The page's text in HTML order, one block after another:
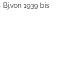
1939 bis